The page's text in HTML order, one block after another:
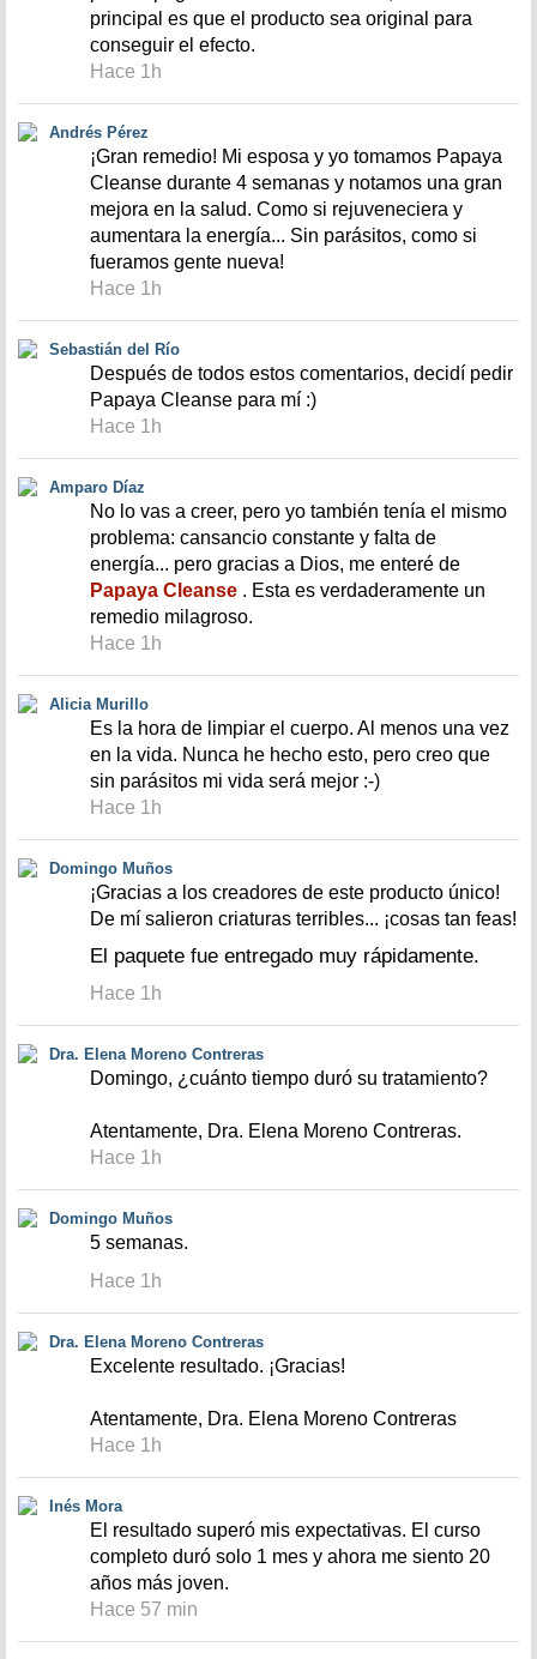
principal es que el producto sea original para
conseguir el efecto.
Hace 1h
Andrés Pérez
¡Gran remedio! Mi esposa y yo tomamos Papaya
Cleanse durante 4 semanas y notamos una gran
mejora en la salud. Como si rejuveneciera y
aumentara la energía... Sin parásitos, como si
fueramos gente nueva!
Hace 1h
Sebastián del Río
Después de todos estos comentarios, decidí pedir
Papaya Cleanse para mí :)
Hace 1h
Amparo Díaz
No lo vas a creer, pero yo también tenía el mismo
problema: cansancio constante y falta de
energía... pero gracias a Dios, me enteré de
Papaya Cleanse . Esta es verdaderamente un
remedio milagroso.
Hace 1h
Alicia Murillo
Es la hora de limpiar el cuerpo. Al menos una vez
en la vida. Nunca he hecho esto, pero creo que
sin parásitos mi vida será mejor :-)
Hace 1h
Domingo Muños
¡Gracias a los creadores de este producto único!
De mí salieron criaturas terribles... ¡cosas tan feas!
El paquete fue entregado muy rápidamente.
Hace 1h
Dra. Elena Moreno Contreras
Domingo, ¿cuánto tiempo duró su tratamiento?
Atentamente, Dra. Elena Moreno Contreras.
Hace 1h
Domingo Muños
5 semanas.
Hace 1h
Dra. Elena Moreno Contreras
Excelente resultado. ¡Gracias!
Atentamente, Dra. Elena Moreno Contreras
Hace 1h
Inés Mora
El resultado superó mis expectativas. El curso
completo duró solo 1 mes y ahora me siento 20
años más joven.
Hace 57 min